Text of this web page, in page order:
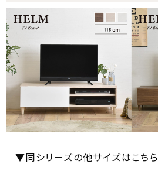
▼同シリーズの他サイズはこちら